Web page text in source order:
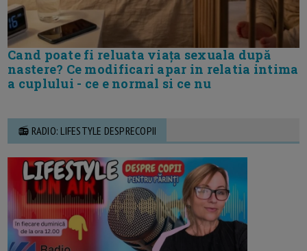
Cand poate fi reluata viața sexuala după
nastere? Ce modificari apar in relatia intima
a cuplului - ce e normal si ce nu
📻 RADIO: LIFESTYLE DESPRECOPII